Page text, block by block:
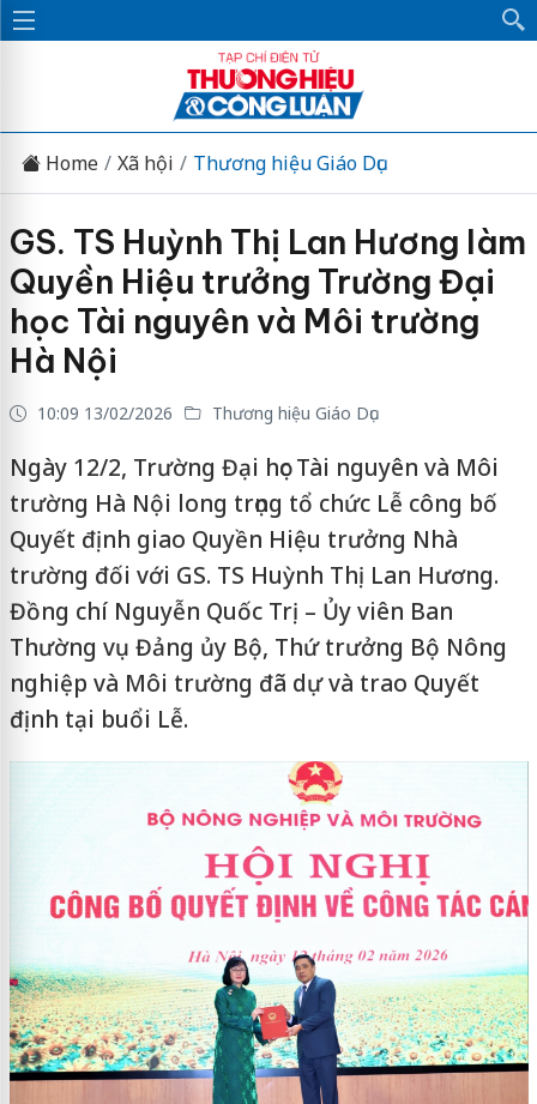
Home Xã hội Thương hiệu Giáo Dục
GS. TS Huỳnh Thị Lan Hương làm
Quyền Hiệu trưởng Trường Đại
học Tài nguyên và Môi trường
Hà Nội
10:09 13/02/2026 Thương hiệu Giáo Dục
Ngày 12/2, Trường Đại học Tài nguyên và Môi
trường Hà Nội long trọng tổ chức Lễ công bố
Quyết định giao Quyền Hiệu trưởng Nhà
trường đối với GS. TS Huỳnh Thị Lan Hương.
Đồng chí Nguyễn Quốc Trị – Ủy viên Ban
Thường vụ Đảng ủy Bộ, Thứ trưởng Bộ Nông
nghiệp và Môi trường đã dự và trao Quyết
định tại buổi Lễ.